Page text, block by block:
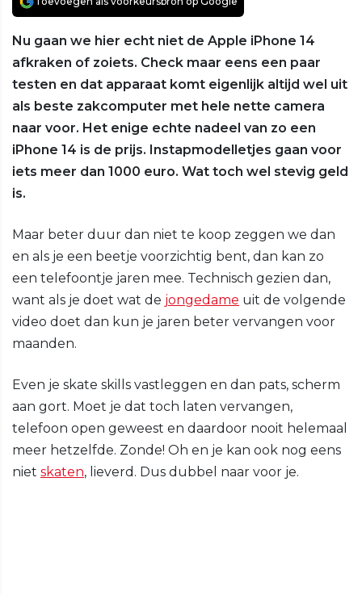
Nu gaan we hier echt niet de Apple iPhone 14
afkraken of zoiets. Check maar eens een paar
testen en dat apparaat komt eigenlijk altijd wel uit
als beste zakcomputer met hele nette camera
naar voor. Het enige echte nadeel van zo een
iPhone 14 is de prijs. Instapmodelletjes gaan voor
iets meer dan 1000 euro. Wat toch wel stevig geld
is.
Maar beter duur dan niet te koop zeggen we dan
en als je een beetje voorzichtig bent, dan kan zo
een telefoontje jaren mee. Technisch gezien dan,
want als je doet wat de jongedame uit de volgende
video doet dan kun je jaren beter vervangen voor
maanden.
Even je skate skills vastleggen en dan pats, scherm
aan gort. Moet je dat toch laten vervangen,
telefoon open geweest en daardoor nooit helemaal
meer hetzelfde. Zonde! Oh en je kan ook nog eens
niet skaten, lieverd. Dus dubbel naar voor je.